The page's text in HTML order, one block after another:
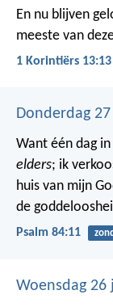
En nu blijven
meeste van
1 Korintiërs 13:13
Donderdag
Want één dag
elders; ik
huis van mijn
de
Psalm 84:11
Woensdag 26